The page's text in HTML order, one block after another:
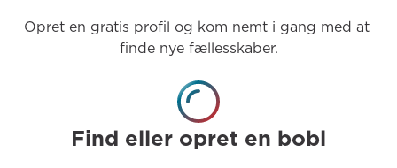
Opret en gratis profil og kom nemt i gang med at
finde nye fællesskaber.
Find eller opret en bobl